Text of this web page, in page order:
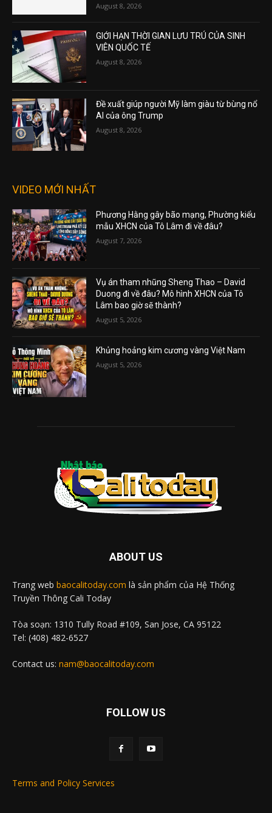
August 8, 2026
GIỚI HẠN THỜI GIAN LƯU TRÚ CỦA SINH
VIÊN QUỐC TẾ
August 8, 2026
Đề xuất giúp người Mỹ làm giàu từ bùng nổ
AI của ông Trump
August 8, 2026
VIDEO MỚI NHẤT
Phương Hằng gây bão mạng, Phường kiểu
mẫu XHCN của Tô Lâm đi về đâu?
August 7, 2026
Vụ án tham nhũng Sheng Thao – David
Duong đi về đâu? Mô hình XHCN của Tô
Lâm bao giờ sẽ thành?
August 5, 2026
Khủng hoảng kim cương vàng Việt Nam
August 5, 2026
ABOUT US
Trang web baocalitoday.com là sản phẩm của Hệ Thống
Truyền Thông Cali Today
Tòa soạn: 1310 Tully Road #109, San Jose, CA 95122
Tel: (408) 482-6527
Contact us: nam@baocalitoday.com
FOLLOW US
Terms and Policy Services